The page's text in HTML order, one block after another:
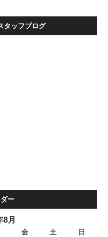
タッフブログ
ー
8月
金 土 日